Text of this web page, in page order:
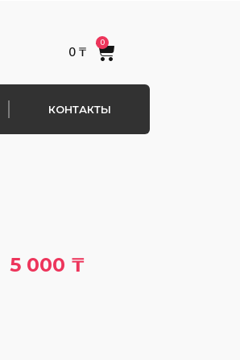
0 ₸
0 Cart
КОНТАКТЫ
5 000 ₸